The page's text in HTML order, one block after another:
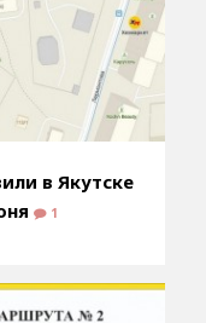
в Якутске
1